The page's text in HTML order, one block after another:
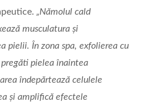
„Nămolul cald
musculatura și
pielii. În zona spa, exfolierea cu
pielea înaintea
îndepărtează celulele
și amplifică efectele